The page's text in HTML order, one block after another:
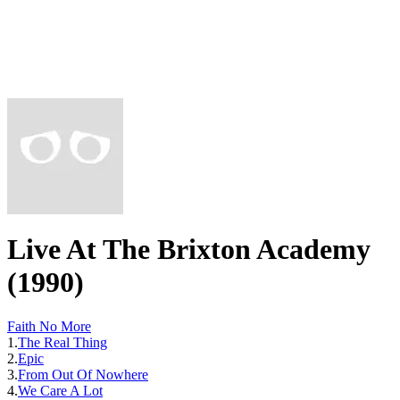
Live At The Brixton Academy
(1990)
Faith No More
1.The Real Thing
2.Epic
3.From Out Of Nowhere
4.We Care A Lot